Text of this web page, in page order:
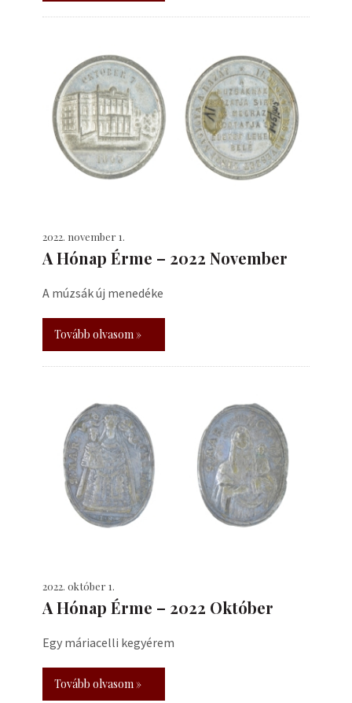
2022. november 1.
A Hónap Érme – 2022 November
A múzsák új menedéke
Tovább olvasom »
2022. október 1.
A Hónap Érme – 2022 Október
Egy máriacelli kegyérem
Tovább olvasom »